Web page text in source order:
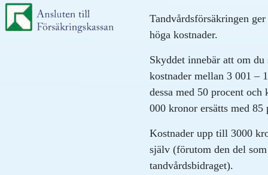
Tandvårdsförsäkringen
höga kostnader.
Skyddet innebär att om du
kostnader mellan 3 001 –
dessa med 50 procent och
000 kronor ersätts med
Kostnader upp till 3000
själv (förutom den del
tandvårdsbidraget).